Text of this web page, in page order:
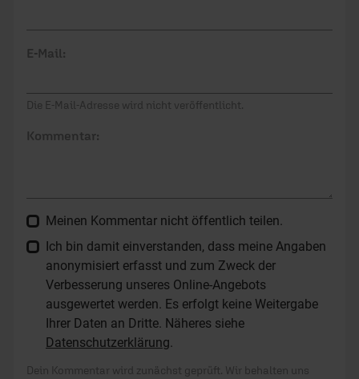
E-Mail:
Die E-Mail-Adresse wird nicht veröffentlicht.
Kommentar:
Meinen Kommentar nicht öffentlich teilen.
Ich bin damit einverstanden, dass meine Angaben
anonymisiert erfasst und zum Zweck der
Verbesserung unseres Online-Angebots
ausgewertet werden. Es erfolgt keine Weitergabe
Ihrer Daten an Dritte. Näheres siehe
Datenschutzerklärung.
Dein Kommentar wird zunächst geprüft. Wir behalten uns